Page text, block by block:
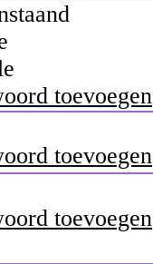
toevoegen
toevoegen
toevoegen